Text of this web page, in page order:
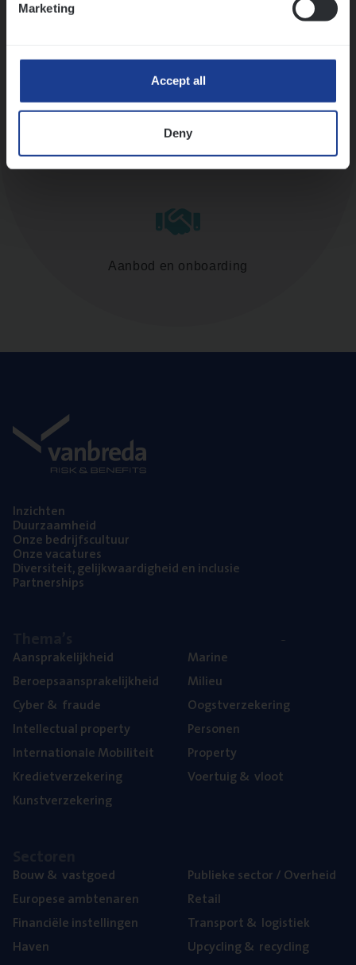
Marketing
Accept all
Deny
Diepte-interview met leidinggevende
Aanbod en onboarding
Inzich­ten
Duur­zaam­heid
Onze bedrijfs­cul­tuur
Onze vaca­tu­res
Diver­si­teit, gelijk­waar­dig­heid en inclusie
Part­ner­ships
Aan­spra­ke­lijk­heid
Beroeps­aan­spra­ke­lijk­heid
Cyber& fraude
Intel­lec­tu­al property
Inter­na­ti­o­na­le Mobiliteit
Kre­diet­ver­ze­ke­ring
Kunst­ver­ze­ke­ring
Mari­ne
Mili­eu
Oogst­ver­ze­ke­ring
Per­so­nen
Pro­per­ty
Voer­tuig& vloot
Bouw& vastgoed
Euro­pe­se ambtenaren
Finan­ci­ë­le instellingen
Haven
Publie­ke sec­tor / Overheid
Retail
Trans­port& logistiek
Upcy­cling& recycling